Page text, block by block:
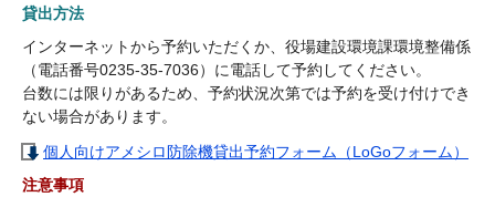
貸出方法
インターネットから予約いただくか、役場建設環境課環境整備係
（電話番号0235-35-7036）に電話して予約してください。
台数には限りがあるため、予約状況次第では予約を受け付けでき
ない場合があります。
個人向けアメシロ防除機貸出予約フォーム（LoGoフォーム）
注意事項